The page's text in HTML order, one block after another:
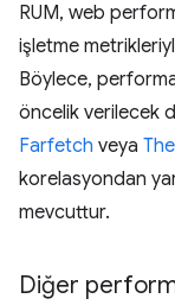
RUM, web
işletme
Böylece,
öncelik verilecek
Farfetch veya
korelasyondan
mevcuttur.
Diğer